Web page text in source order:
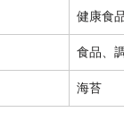
健康食
食品、
海苔